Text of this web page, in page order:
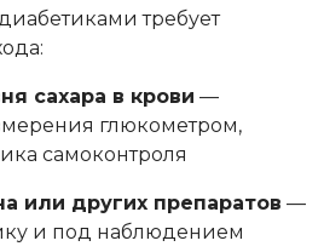
требует
сахара в крови —
глюкометром,
самоконтроля
или других препаратов —
и под наблюдением